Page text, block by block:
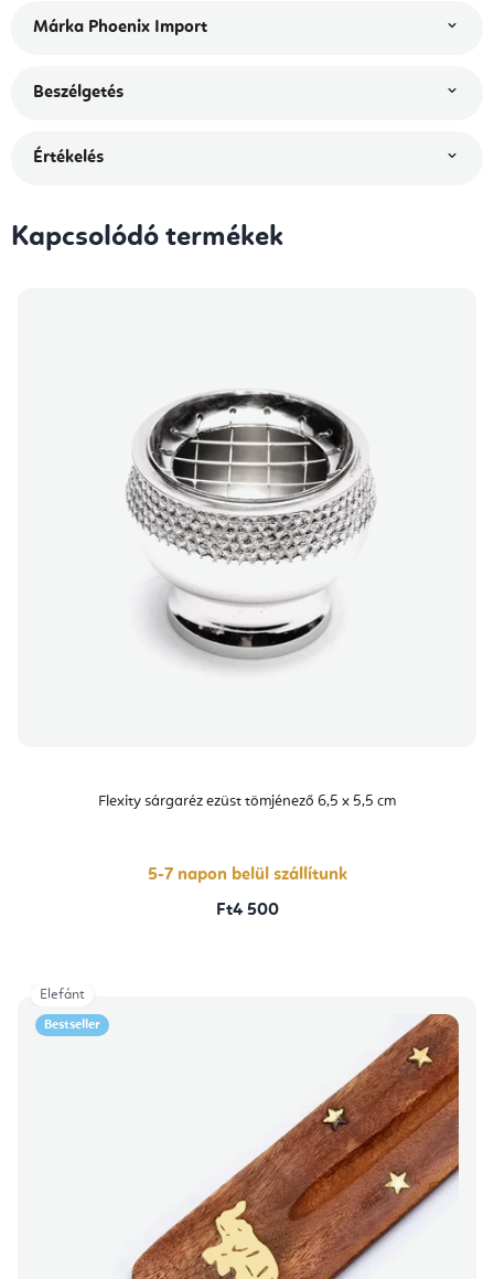
Márka Phoenix Import
Beszélgetés
Értékelés
Kapcsolódó termékek
Flexity sárgaréz ezüst tömjénező 6,5 x 5,5 cm
5-7 napon belül szállítunk
Ft4 500
Bestseller
Elefánt